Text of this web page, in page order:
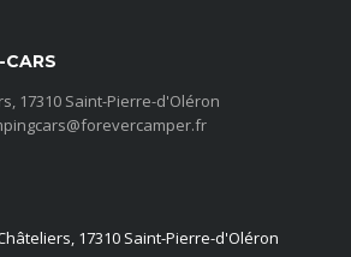
CARS
17310 Saint-Pierre-d'Oléron
17310 Saint-Pierre-d'Oléron